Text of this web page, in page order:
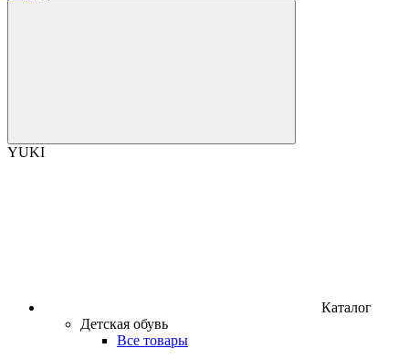
YUKI
Каталог
Детская обувь
Все товары